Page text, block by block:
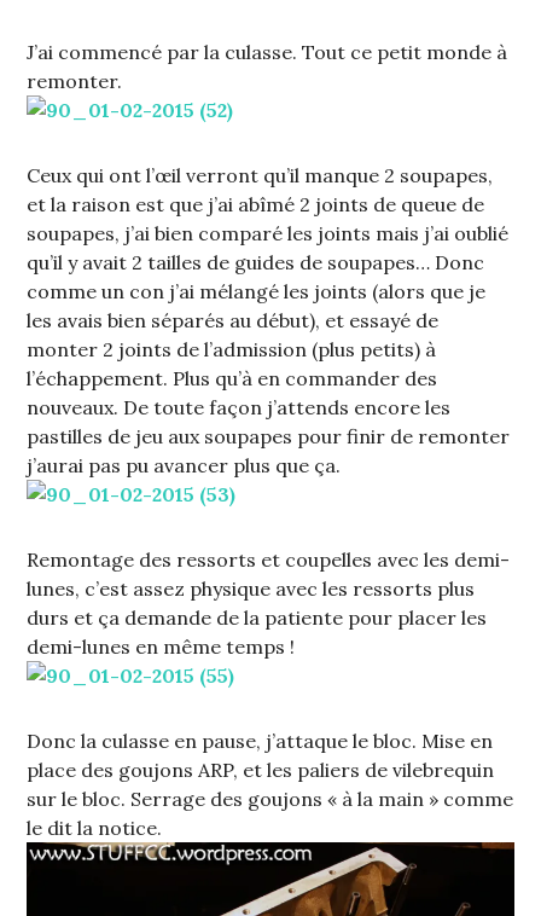
J’ai commencé par la culasse. Tout ce petit monde à
remonter.
Ceux qui ont l’œil verront qu’il manque 2 soupapes,
et la raison est que j’ai abîmé 2 joints de queue de
soupapes, j’ai bien comparé les joints mais j’ai oublié
qu’il y avait 2 tailles de guides de soupapes… Donc
comme un con j’ai mélangé les joints (alors que je
les avais bien séparés au début), et essayé de
monter 2 joints de l’admission (plus petits) à
l’échappement. Plus qu’à en commander des
nouveaux. De toute façon j’attends encore les
pastilles de jeu aux soupapes pour finir de remonter
j’aurai pas pu avancer plus que ça.
Remontage des ressorts et coupelles avec les demi-
lunes, c’est assez physique avec les ressorts plus
durs et ça demande de la patiente pour placer les
demi-lunes en même temps !
Donc la culasse en pause, j’attaque le bloc. Mise en
place des goujons ARP, et les paliers de vilebrequin
sur le bloc. Serrage des goujons « à la main » comme
le dit la notice.